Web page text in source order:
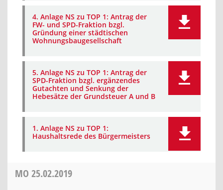
4. Anlage NS zu TOP 1: Antrag der
FW- und SPD-Fraktion bzgl.
Gründung einer städtischen
Wohnungsbaugesellschaft
5. Anlage NS zu TOP 1: Antrag der
SPD-Fraktion bzgl. ergänzendes
Gutachten und Senkung der
Hebesätze der Grundsteuer A und B
1. Anlage NS zu TOP 1:
Haushaltsrede des Bürgermeisters
MO 25.02.2019